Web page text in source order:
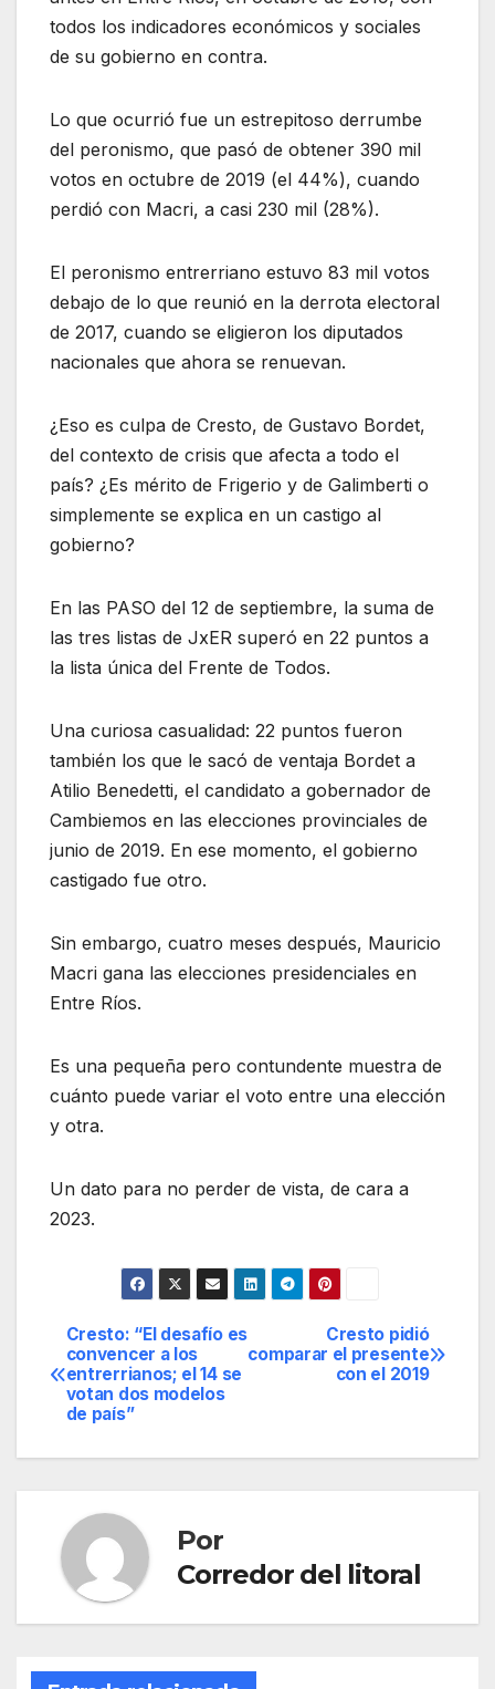
todos los indicadores económicos y sociales
de su gobierno en contra.
Lo que ocurrió fue un estrepitoso derrumbe
del peronismo, que pasó de obtener 390 mil
votos en octubre de 2019 (el 44%), cuando
perdió con Macri, a casi 230 mil (28%).
El peronismo entrerriano estuvo 83 mil votos
debajo de lo que reunió en la derrota electoral
de 2017, cuando se eligieron los diputados
nacionales que ahora se renuevan.
¿Eso es culpa de Cresto, de Gustavo Bordet,
del contexto de crisis que afecta a todo el
país? ¿Es mérito de Frigerio y de Galimberti o
simplemente se explica en un castigo al
gobierno?
En las PASO del 12 de septiembre, la suma de
las tres listas de JxER superó en 22 puntos a
la lista única del Frente de Todos.
Una curiosa casualidad: 22 puntos fueron
también los que le sacó de ventaja Bordet a
Atilio Benedetti, el candidato a gobernador de
Cambiemos en las elecciones provinciales de
junio de 2019. En ese momento, el gobierno
castigado fue otro.
Sin embargo, cuatro meses después, Mauricio
Macri gana las elecciones presidenciales en
Entre Ríos.
Es una pequeña pero contundente muestra de
cuánto puede variar el voto entre una elección
y otra.
Un dato para no perder de vista, de cara a
2023.
Navegación
de
entradas
Cresto pidió
comparar el presente
con el 2019
Cresto: “El desafío es
convencer a los
entrerrianos; el 14 se
votan dos modelos
de país”
Por
Corredor del litoral